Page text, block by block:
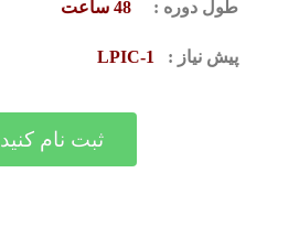
طول دوره : 48 ساعت
پیش نیاز : LPIC-1
ثبت نام کنید